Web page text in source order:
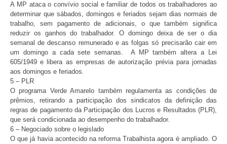
A MP ataca o convívio social e familiar de todos os trabalhadores ao
determinar que sábados, domingos e feriados sejam dias normais de
trabalho, sem pagamento de adicionais, o que também significa
reduzir os ganhos do trabalhador. O domingo deixa de ser o dia
semanal de descanso remunerado e as folgas só precisarão cair em
um domingo a cada sete semanas. A MP também altera a Lei
605/1949 e libera as empresas de autorização prévia para jornadas
aos domingos e feriados.
5 – PLR
O programa Verde Amarelo também regulamenta as condições de
prêmios, retirando a participação dos sindicatos da definição das
regras de pagamento da Participação dos Lucros e Resultados (PLR),
que será condicionada ao desempenho do trabalhador.
6 – Negociado sobre o legislado
O que já havia acontecido na reforma Trabalhista agora é ampliado. O